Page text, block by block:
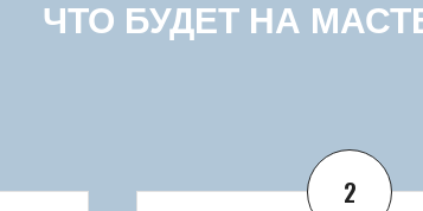
ЧТО БУДЕТ НА
2